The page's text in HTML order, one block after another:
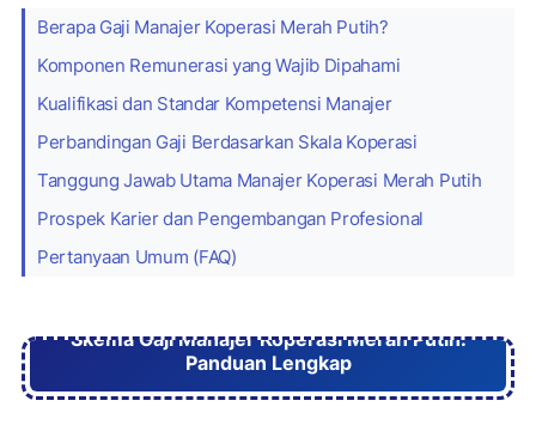
Berapa Gaji Manajer Koperasi Merah Putih?
Komponen Remunerasi yang Wajib Dipahami
Kualifikasi dan Standar Kompetensi Manajer
Perbandingan Gaji Berdasarkan Skala Koperasi
Tanggung Jawab Utama Manajer Koperasi Merah Putih
Prospek Karier dan Pengembangan Profesional
Pertanyaan Umum (FAQ)
Skema Gaji Manajer Koperasi Merah Putih:
Panduan Lengkap